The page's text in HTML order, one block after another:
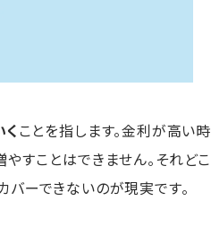
ことを指します。金利が高い時
すことはできません。それどこ
ーできないのが現実です。